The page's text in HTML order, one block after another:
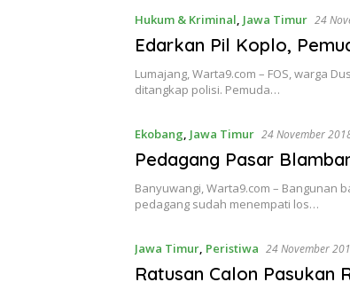
Hukum & Kriminal, Jawa Timur 24
Edarkan Pil Koplo,
Lumajang, Warta9.com – FOS, warga
ditangkap polisi. Pemuda…
Ekobang, Jawa Timur 24 November
Pedagang Pasar
Banyuwangi, Warta9.com – Bangunan
pedagang sudah menempati los…
Jawa Timur, Peristiwa 24 November
Ratusan Calon Pasukan